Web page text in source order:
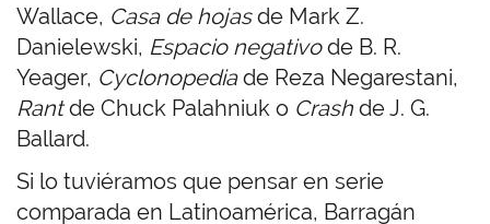
Wallace, Casa de hojasde Mark Z.
Danielewski, Espacio negativode B. R.
Yeager, Cyclonopediade Reza Negarestani,
Rantde Chuck Palahniuk o Crash de J. G.
Ballard.
Si lo tuviéramos que pensar en serie
comparada en Latinoamérica, Barragán